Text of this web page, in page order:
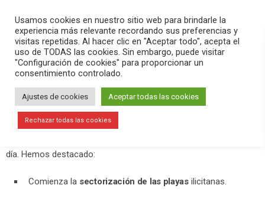
search menu pause PLAY
julio 9, 2020
La Agencia Antifraude pide al
Ajuntament d’Elx documentación
sobre el Mercado Central
día. Hemos destacado:
Comienza la sectorización de las playasilicitanas.
Usamos cookies en nuestro sitio web para brindarle la
experiencia más relevante recordando sus preferencias y
visitas repetidas. Al hacer clic en "Aceptar todo", acepta el
uso de TODAS las cookies. Sin embargo, puede visitar
"Configuración de cookies" para proporcionar un
consentimiento controlado.
Ajustes de cookies Aceptar todas las cookies
Rechazar todas las cookies